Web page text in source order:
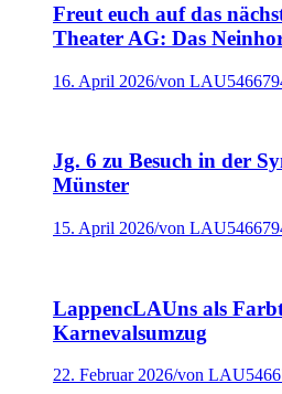
Freut euch auf das
Theater AG: Das
16. April 2026/von
Jg. 6 zu Besuch in der
Münster
15. April 2026/von
LappencLAUns als
Karnevalsumzug
22. Februar 2026/von